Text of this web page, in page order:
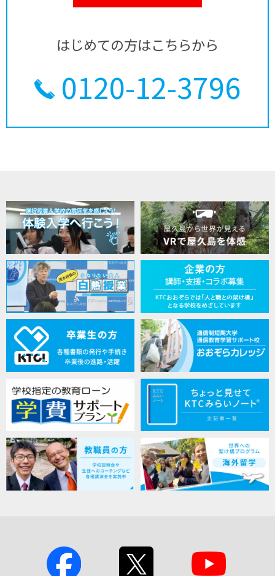
はじめての方はこちらから
0120-12-3796